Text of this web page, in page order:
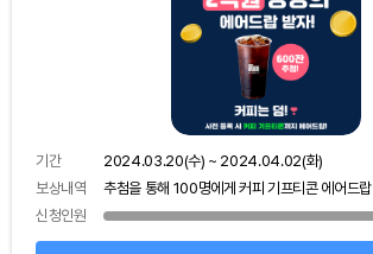
기간
2024.03.20(수) ~ 2024.04.02(화)
보상내역
추첨을 통해 100명에게 커피 기프티콘 에어드랍
신청인원